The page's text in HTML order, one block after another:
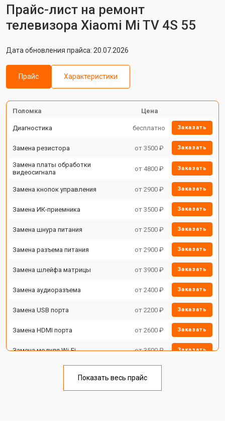
Прайс-лист на ремонт
телевизора Xiaomi Mi TV 4S 55
Дата обновления прайса: 20.07.2026
Прайс Характеристики
Поломка Цена
Диагностика бесплатно Заказать
Замена резистора от 3500 ₽ Заказать
Замена платы обработки
видеосигнала
от 4800 ₽ Заказать
Замена кнопок управления от 2900 ₽ Заказать
Замена ИК-приемника от 3500 ₽ Заказать
Замена шнура питания от 2500 ₽ Заказать
Замена разъема питания от 2900 ₽ Заказать
Замена шлейфа матрицы от 3900 ₽ Заказать
Замена аудиоразъема от 2400 ₽ Заказать
Замена USB порта от 2200 ₽ Заказать
Замена HDMI порта от 2600 ₽ Заказать
Замена модуля Wi-Fi от 3500 ₽ Заказать
Ремонт блока управления от 3100 ₽
Показать весь прайс